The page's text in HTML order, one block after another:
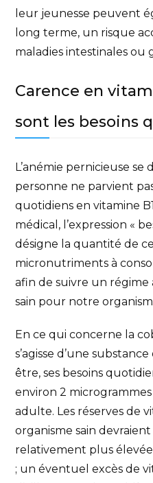
leur jeunesse peuvent
long terme, un risque
maladies intestinales ou
Carence en
sont les besoins
L’anémie pernicieuse
personne ne parvient
quotidiens en vitamine
médical, l’expression «
désigne la quantité de
micronutriments à
afin de suivre un
sain pour notre
En ce qui concerne la
s’agisse d’une
être, ses besoins
environ 2
adulte. Les réserves de
organisme sain
relativement plus
; un éventuel excès de